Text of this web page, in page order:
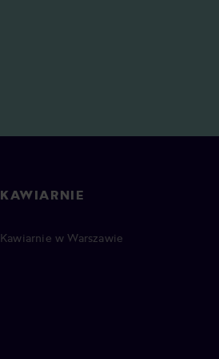
KAWIARNIE
Kawiarnie w Warszawie